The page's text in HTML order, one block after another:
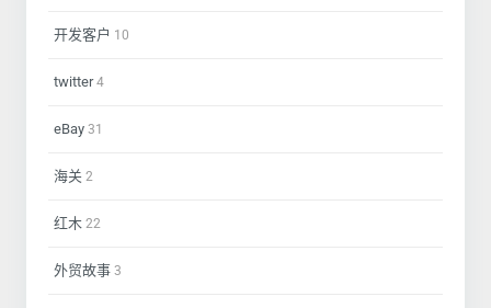
开发客户 10
twitter4
eBay 31
海关 2
红木 22
外贸故事 3